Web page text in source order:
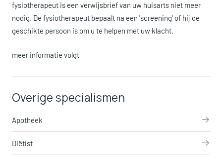
fysiotherapeut is een verwijsbrief van uw huisarts niet meer
nodig. De fysiotherapeut bepaalt na een 'screening' of hij de
geschikte persoon is om u te helpen met uw klacht.
meer informatie volgt
Overige specialismen
Apotheek
Diëtist